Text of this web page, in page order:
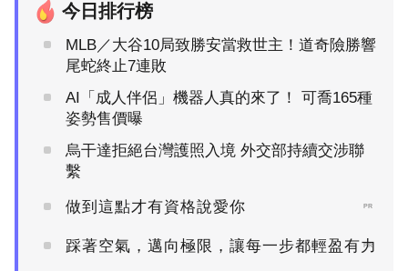
今日排行榜
MLB／大谷10局致勝安當救世主！道奇險勝響
尾蛇終止7連敗
AI「成人伴侶」機器人真的來了！ 可喬165種
姿勢售價曝
烏干達拒絕台灣護照入境 外交部持續交涉聯
繫
做到這點才有資格說愛你 PR
踩著空氣，邁向極限，讓每一步都輕盈有力
PR